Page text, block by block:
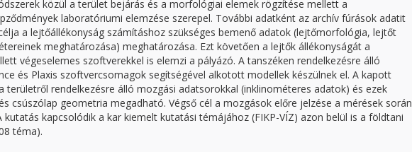
közül a terület bejárás és a morfológiai elemek rögzítése mellett a
laboratóriumi elemzése szerepel. További adatként az archív fúrások adatit
a lejtőállékonyság számításhoz szükséges bemenő adatok (lejtőmorfológia, lejtőt
meghatározása) meghatározása. Ezt követően a lejtők állékonyságát a
végeselemes szoftverekkel is elemzi a pályázó. A tanszéken rendelkezésre álló
és Plaxis szoftvercsomagok segítségével alkotott modellek készülnek el. A kapott
területről rendelkezésre álló mozgási adatsorokkal (inklinométeres adatok) és ezek
csúszólap geometria megadható. Végső cél a mozgások előre jelzése a mérések során
kapcsolódik a kar kiemelt kutatási témájához (FIKP-VÍZ) azon belül is a földtani
téma).